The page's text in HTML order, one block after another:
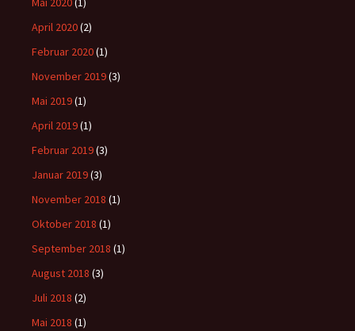
April 2020(2)
Februar 2020(1)
November 2019(3)
Mai 2019(1)
April 2019(1)
Februar 2019(3)
Januar 2019(3)
November 2018 (1)
Oktober 2018 (1)
September 2018 (1)
August 2018 (3)
Juli 2018 (2)
Mai 2018 (1)